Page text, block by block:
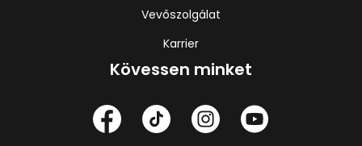
Vevőszolgálat
Karrier
Kövessen minket